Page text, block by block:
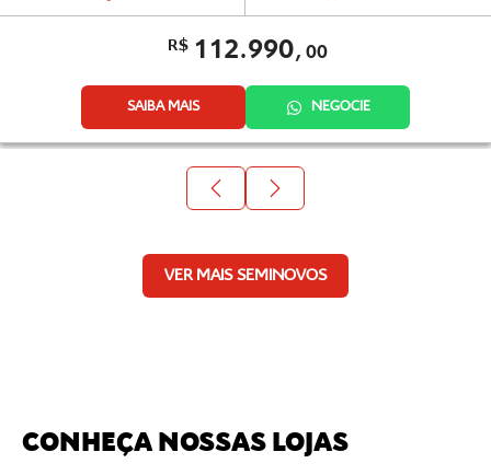
R$112.990, 00
SAIBA MAIS NEGOCIE
VER MAIS SEMINOVOS
CONHEÇA NOSSAS LOJAS